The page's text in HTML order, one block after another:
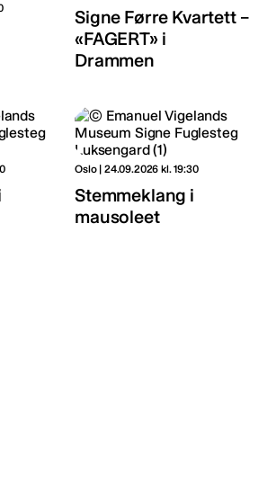
Signe Førre Kvartett –
«FAGERT» i
Drammen
Oslo | 24.09.2026 kl. 19:30
Stemmeklang i
mausoleet